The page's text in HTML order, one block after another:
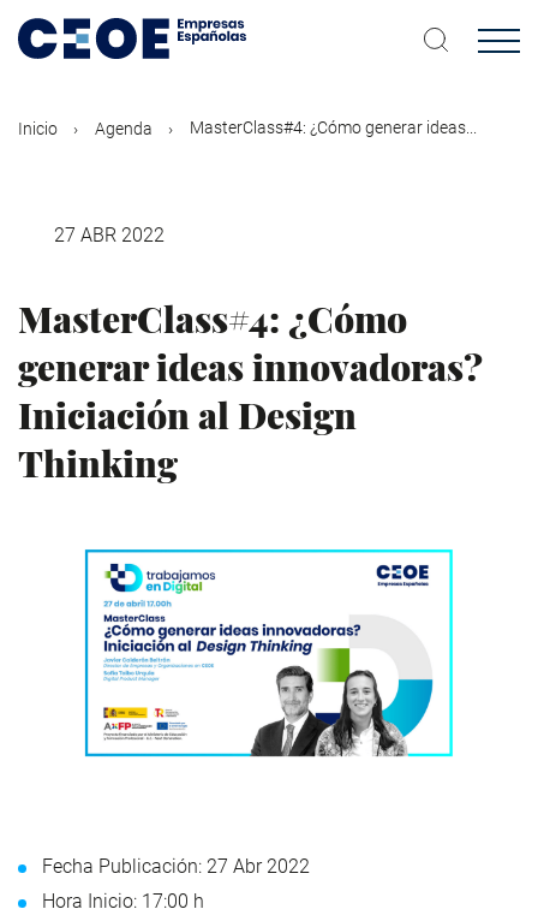
contenido
Inicio Agenda MasterClass#4: ¿Cómo generar ideas...
27 ABR 2022
MasterClass#4: ¿Cómo
generar ideas innovadoras?
Iniciación al Design
Thinking
Fecha Publicación: 27 Abr 2022
Hora Inicio: 17:00 h